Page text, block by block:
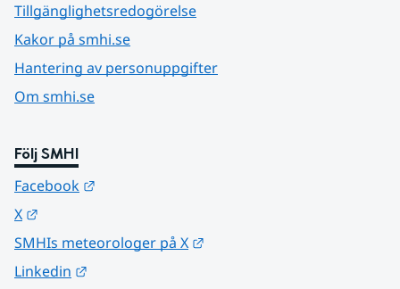
Tillgänglighetsredogörelse
Kakor på smhi.se
Hantering av personuppgifter
Om smhi.se
Följ SMHI
Facebook
X
SMHIs meteorologer på X
Linkedin